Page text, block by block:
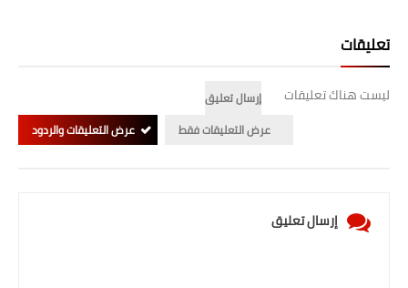
تعليقات
ليست هناك تعليقات
إرسال تعليق
عرض التعليقات فقط
عرض التعليقات والردود
إرسال تعليق